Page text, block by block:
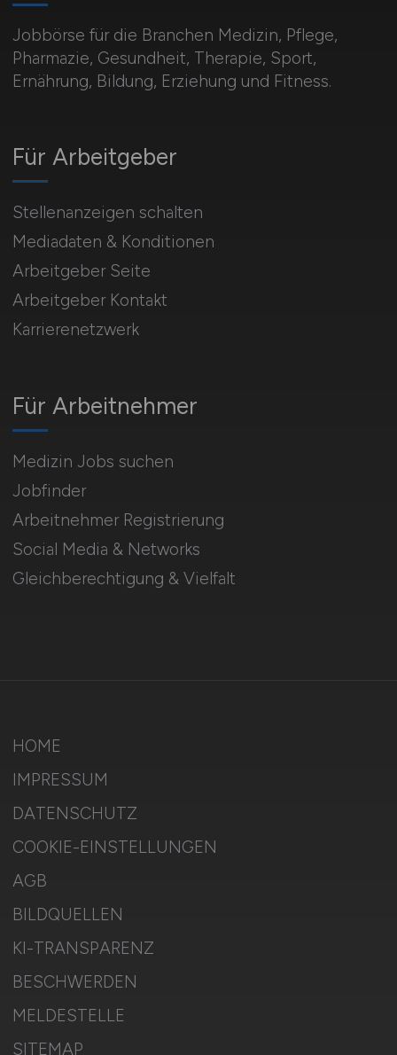
Jobbörse für die Branchen Medizin, Pflege,
Pharmazie, Gesundheit, Therapie, Sport,
Ernährung, Bildung, Erziehung und Fitness.
Für Arbeitnehmer
Medizin Jobs suchen
Jobfinder
Arbeitnehmer Registrierung
Social Media & Networks
Gleichberechtigung & Vielfalt
Für Arbeitgeber
Stellenanzeigen schalten
Mediadaten & Konditionen
Arbeitgeber Seite
Arbeitgeber Kontakt
Karrierenetzwerk
HOME
IMPRESSUM
DATENSCHUTZ
COOKIE-EINSTELLUNGEN
AGB
BILDQUELLEN
KI-TRANSPARENZ
BESCHWERDEN
MELDESTELLE
SITEMAP